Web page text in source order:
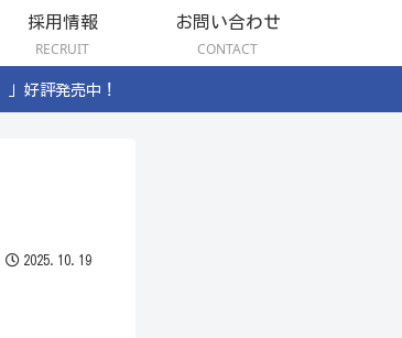
採用情報
RECRUIT
お問い合わせ
CONTACT
好評発売中！
2025.10.19